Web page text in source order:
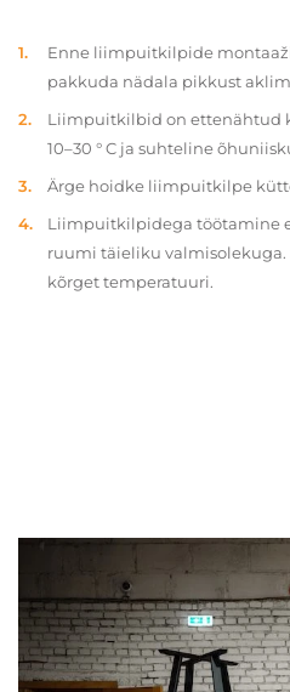
Enne liimpuitkilpide
pakkuda nädala pikkust
Liimpuitkilbid on ettenähtud
10–30 ° C ja suhteline
Ärge hoidke liimpuitkilpe
Liimpuitkilpidega töötamine
ruumi täieliku
kõrget temperatuuri.